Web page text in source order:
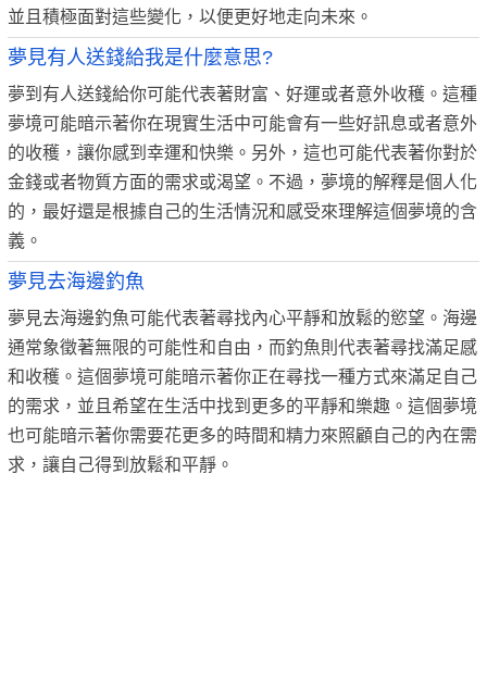
並且積極面對這些變化，以便更好地走向未來。
夢見有人送錢給我是什麼意思?
夢到有人送錢給你可能代表著財富、好運或者意外收穫。這種
夢境可能暗示著你在現實生活中可能會有一些好訊息或者意外
的收穫，讓你感到幸運和快樂。另外，這也可能代表著你對於
金錢或者物質方面的需求或渴望。不過，夢境的解釋是個人化
的，最好還是根據自己的生活情況和感受來理解這個夢境的含
義。
夢見去海邊釣魚
夢見去海邊釣魚可能代表著尋找內心平靜和放鬆的慾望。海邊
通常象徵著無限的可能性和自由，而釣魚則代表著尋找滿足感
和收穫。這個夢境可能暗示著你正在尋找一種方式來滿足自己
的需求，並且希望在生活中找到更多的平靜和樂趣。這個夢境
也可能暗示著你需要花更多的時間和精力來照顧自己的內在需
求，讓自己得到放鬆和平靜。